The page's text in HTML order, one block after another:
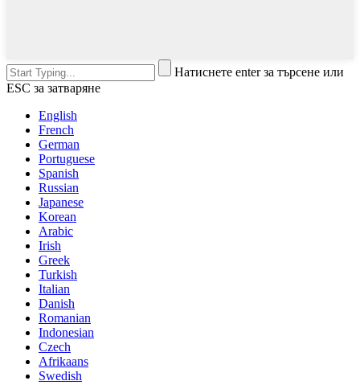
Натиснете enter за търсене или
ESC за затваряне
English
French
German
Portuguese
Spanish
Russian
Japanese
Korean
Arabic
Irish
Greek
Turkish
Italian
Danish
Romanian
Indonesian
Czech
Afrikaans
Swedish